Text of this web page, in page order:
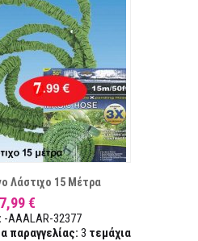
Λάστιχο 15 Μέτρα
7,99 €
-AAALAR-32377
παραγγελίας: 3 τεμάχια